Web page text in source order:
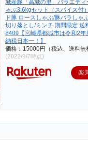
城産豚「高城の里」バラエテ
ゃぶ3.6kgセット（スパイス付
ド豚 ロースしゃぶ/豚バラしゃ
切り落とし/ミンチ 期間限定 送
8409【宮崎県都城市は令和2年
納税日本一！】
価格：15000円（税込、送料無
(2022/9/7時点)
楽